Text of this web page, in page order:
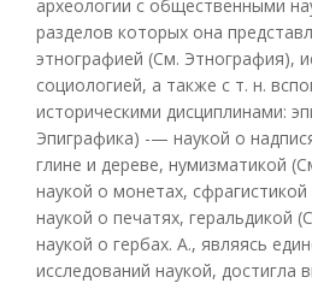
археологии с общественными
разделов которых она
этнографией (См. Этнография),
социологией, а также с т. н.
историческими дисциплинами:
Эпиграфика) -— наукой о
глине и дереве, нумизматикой
наукой о монетах,
наукой о печатях, геральдикой
наукой о гербах. А., являясь
исследований наукой, достигла